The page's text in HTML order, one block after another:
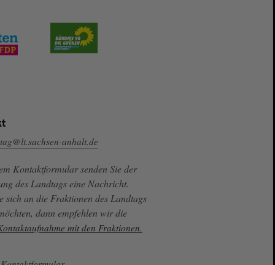
anhalt.de
Kontaktformular senden Sie der
des Landtags eine Nachricht.
sich an die Fraktionen des Landtags
dann empfehlen wir die
mit den Fraktionen.